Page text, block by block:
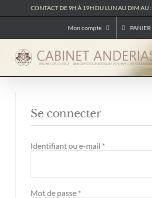
au
CONTACT DE 9H À 19H DU LUN AU DIM AU :
Mon compte PANIER
Se connecter
Identifiant ou e-mail *Obligatoire
Mot de passe *Obligatoire